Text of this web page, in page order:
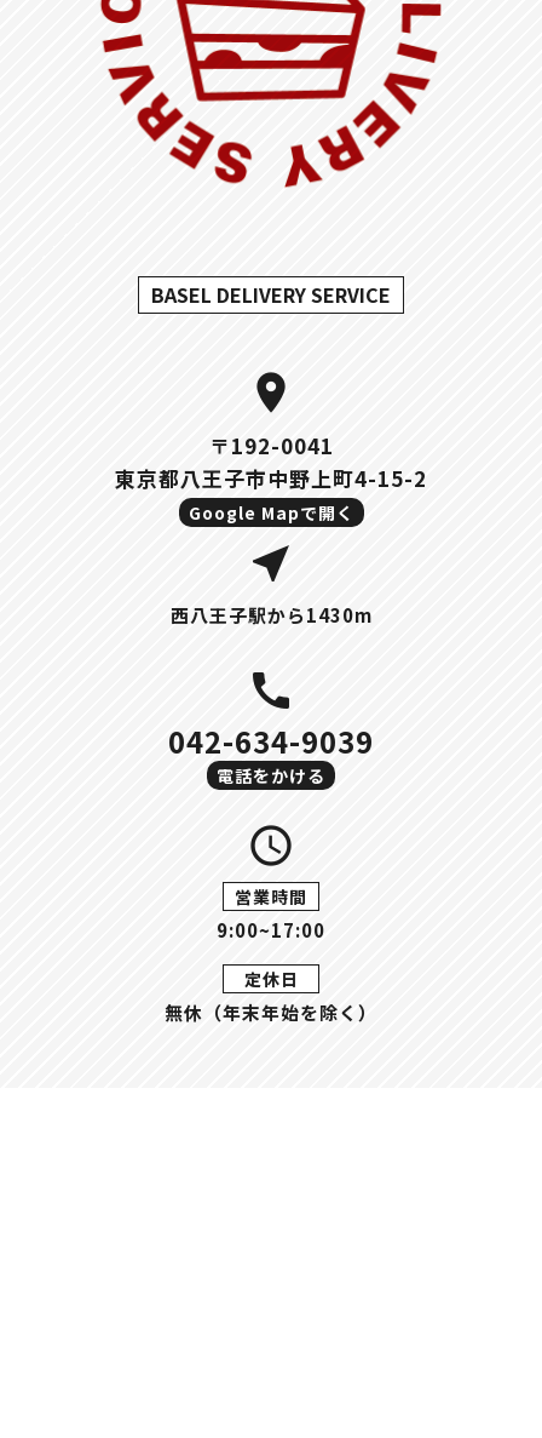
BASEL DELIVERY SERVICE
location_on
〒192-0041
東京都八王子市中野上町4-15-2
Google Mapで開く
near_me
西八王子駅から1430m
call
042-634-9039
電話をかける
query_builder
営業時間
9:00~17:00
定休日
無休（年末年始を除く）